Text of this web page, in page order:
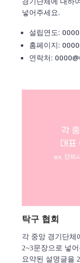
경기단체에 대하
넣어주세요.
설립연도:
홈페이지:
연락처:
탁구 협회
각 중앙 경기단체
2~3문장으로 넣
요약된 설명글을